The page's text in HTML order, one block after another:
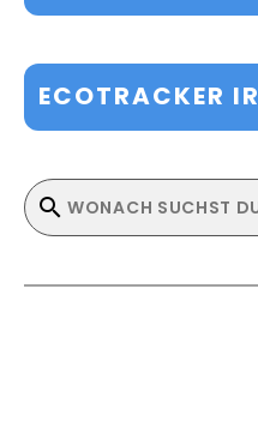
ECOTRACKER IR